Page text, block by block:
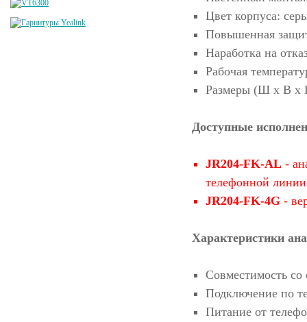
Цвет корпуса:
Повышенная
Наработка на
Рабочая
Размеры (Ш x В x
Доступные
JR204-FK-AL -
телефонной линии
JR204-FK-4G -
Характеристики
Совместимость
Подключение по
Питание от